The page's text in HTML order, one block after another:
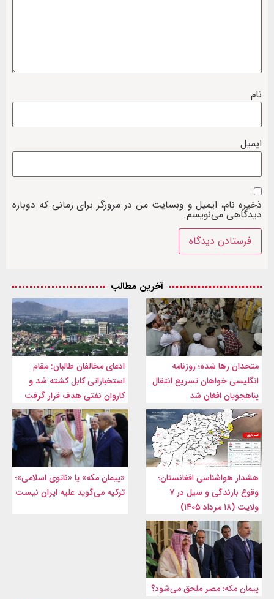
نام
ایمیل
ذخیره نام، ایمیل و وبسایت من در مرورگر برای زمانی که دوباره
دیدگاهی می‌نویسم.
آخرین مطالب
متحدان رها شده؛ روزنامه
انگلیسی خواهان تسریع انتقال
پناهجویان افغان شد
ادعای مخالفان طالبان: مقام
استخباراتی کابل کشته شد و
کاروان نفتی هدف قرار گرفت
هشدار هواشناسی افغانستان؛
وقوع بارندگی و سیل در ۷
ولایت (۱۸ مرداد ۱۴۰۵)
«پیمان مکه» یا «ناتوی اسلامی»؛
ترکیه می‌گوید علیه ایران نیست
پیمان مکه؛ مصر ملحق می‌شود؟